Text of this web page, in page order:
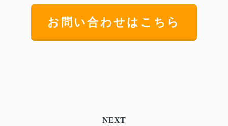
お問い合わせはこちら
NEXT